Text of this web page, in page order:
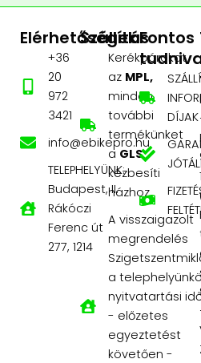
Elérhetőségek
+36
20
972
3421
info@ebikepro.hu
TELEPHELYÜNK:
Budapest, II.
Rákóczi
Ferenc út
277, 1214
Szállítás
Kerékpárokat
az MPL,
minden
további
termékünket
a GLS
kézbesíti
házhoz.
A visszaigazolt
megrendelés
a
nyitvatartási
- előzetes
egyeztetést
követően -
Fontos
DÍJAK